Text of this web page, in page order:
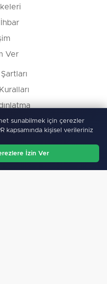
Ver
/ Düzeltme
Gazete Manşetleri
sunabilmek için çerezler
kapsamında kişisel verileriniz
İzin Ver
Ara Menü